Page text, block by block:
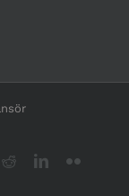
RedditLinkedInFlickr